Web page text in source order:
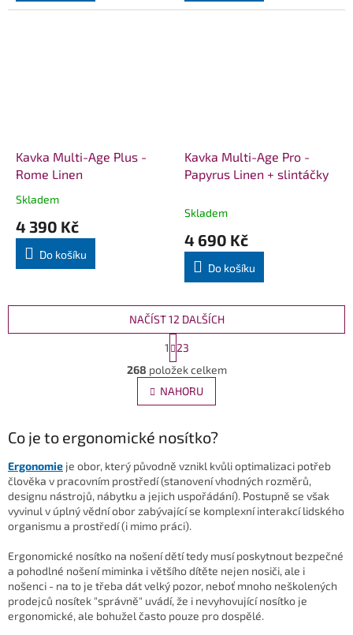
Kavka Multi-Age Plus -
Rome Linen
Průměrné
produktu
5,0
hvězdiček.
Skladem
4 390 Kč
Do košíku
Kavka Multi-Age Pro -
Papyrus Linen + slintáčky
Skladem
4 690 Kč
Do košíku
O
v
l
á
a
í
p
r
v
k
v
ý
p
i
s
NAČÍST 12 DALŠÍCH
S
t
r
á
n
k
v
á
í
1
23
268 položek celkem
NAHORU
Co je to ergonomické nosítko?
Ergonomie je obor, který původně vznikl kvůli optimalizaci potřeb
člověka v pracovním prostředí (stanovení vhodných rozměrů,
designu nástrojů, nábytku a jejich uspořádání). Postupně se však
vyvinul v úplný vědní obor zabývající se komplexní interakcí lidského
organismu a prostředí (i mimo práci).
Ergonomické nosítko na nošení dětí tedy musí poskytnout bezpečné
a pohodlné nošení miminka i většího dítěte nejen nosiči, ale i
nošenci - na to je třeba dát velký pozor, neboť mnoho neškolených
prodejců nosítek "správně" uvádí, že i nevyhovující nosítko je
ergonomické, ale bohužel často pouze pro dospělé.